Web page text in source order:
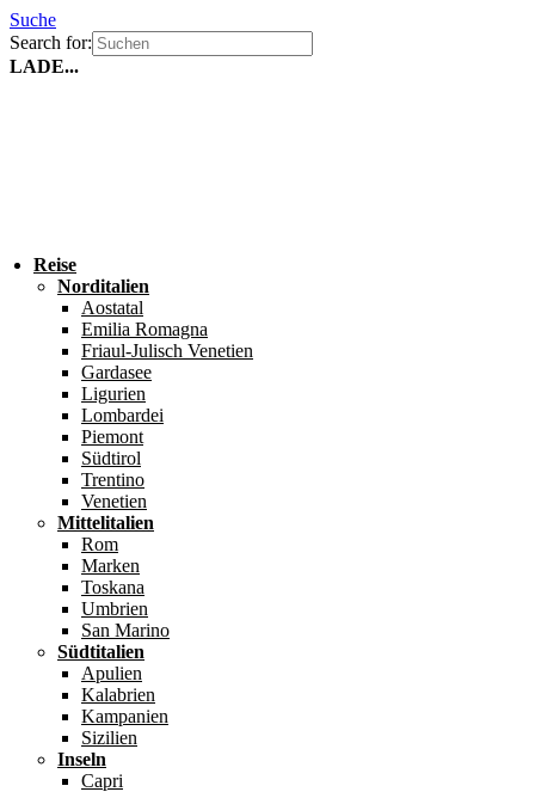
Suche
Search for:
LADE...
Reise
Norditalien
Aostatal
Emilia Romagna
Friaul-Julisch Venetien
Gardasee
Ligurien
Lombardei
Piemont
Südtirol
Trentino
Venetien
Mittelitalien
Rom
Marken
Toskana
Umbrien
San Marino
Südtitalien
Apulien
Kalabrien
Kampanien
Sizilien
Inseln
Capri